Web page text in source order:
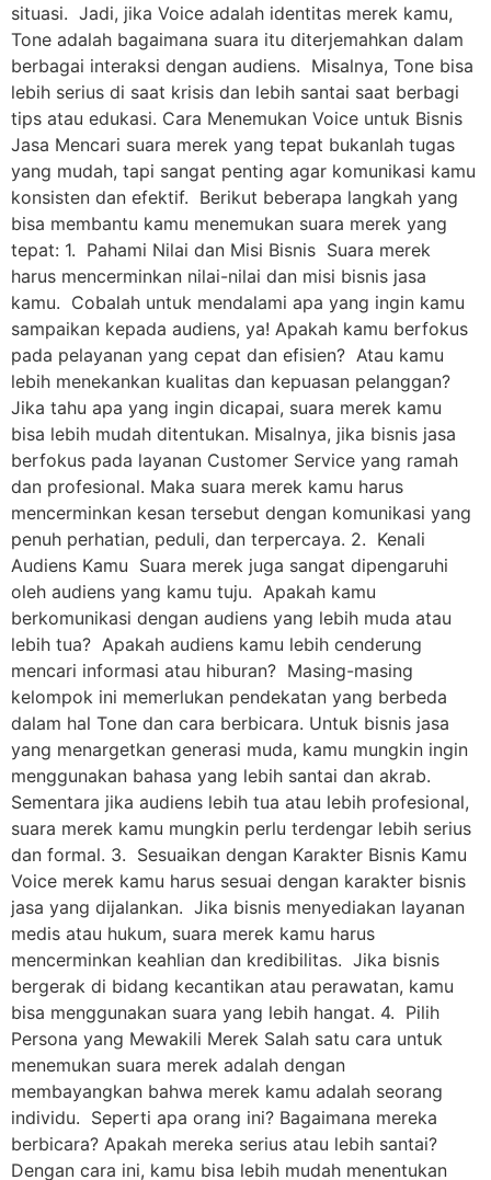
situasi. Jadi, jika Voice adalah identitas merek kamu,
Tone adalah bagaimana suara itu diterjemahkan dalam
berbagai interaksi dengan audiens. Misalnya, Tone bisa
lebih serius di saat krisis dan lebih santai saat berbagi
tips atau edukasi. Cara Menemukan Voice untuk Bisnis
Jasa Mencari suara merek yang tepat bukanlah tugas
yang mudah, tapi sangat penting agar komunikasi kamu
konsisten dan efektif. Berikut beberapa langkah yang
bisa membantu kamu menemukan suara merek yang
tepat: 1. Pahami Nilai dan Misi Bisnis Suara merek
harus mencerminkan nilai-nilai dan misi bisnis jasa
kamu. Cobalah untuk mendalami apa yang ingin kamu
sampaikan kepada audiens, ya! Apakah kamu berfokus
pada pelayanan yang cepat dan efisien? Atau kamu
lebih menekankan kualitas dan kepuasan pelanggan?
Jika tahu apa yang ingin dicapai, suara merek kamu
bisa lebih mudah ditentukan. Misalnya, jika bisnis jasa
berfokus pada layanan Customer Service yang ramah
dan profesional. Maka suara merek kamu harus
mencerminkan kesan tersebut dengan komunikasi yang
penuh perhatian, peduli, dan terpercaya. 2. Kenali
Audiens Kamu Suara merek juga sangat dipengaruhi
oleh audiens yang kamu tuju. Apakah kamu
berkomunikasi dengan audiens yang lebih muda atau
lebih tua? Apakah audiens kamu lebih cenderung
mencari informasi atau hiburan? Masing-masing
kelompok ini memerlukan pendekatan yang berbeda
dalam hal Tone dan cara berbicara. Untuk bisnis jasa
yang menargetkan generasi muda, kamu mungkin ingin
menggunakan bahasa yang lebih santai dan akrab.
Sementara jika audiens lebih tua atau lebih profesional,
suara merek kamu mungkin perlu terdengar lebih serius
dan formal. 3. Sesuaikan dengan Karakter Bisnis Kamu
Voice merek kamu harus sesuai dengan karakter bisnis
jasa yang dijalankan. Jika bisnis menyediakan layanan
medis atau hukum, suara merek kamu harus
mencerminkan keahlian dan kredibilitas. Jika bisnis
bergerak di bidang kecantikan atau perawatan, kamu
bisa menggunakan suara yang lebih hangat. 4. Pilih
Persona yang Mewakili Merek Salah satu cara untuk
menemukan suara merek adalah dengan
membayangkan bahwa merek kamu adalah seorang
individu. Seperti apa orang ini? Bagaimana mereka
berbicara? Apakah mereka serius atau lebih santai?
Dengan cara ini, kamu bisa lebih mudah menentukan